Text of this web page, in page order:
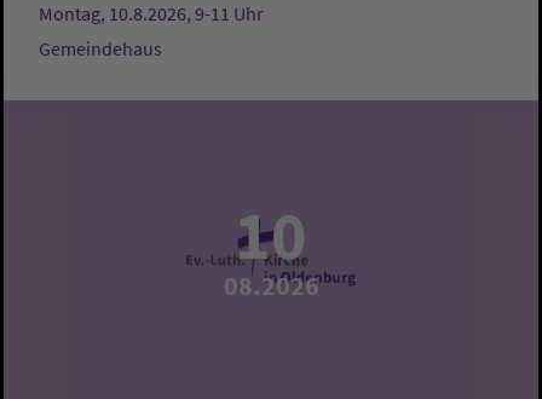
Montag, 10.8.2026, 9-11 Uhr
Gemeindehaus
10
08.2026